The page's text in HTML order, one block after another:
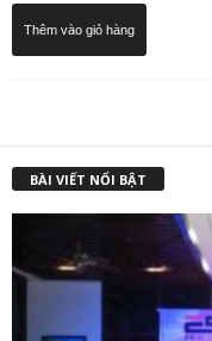
Thêm vào giỏ hàng
BÀI VIẾT NỔI BẬT